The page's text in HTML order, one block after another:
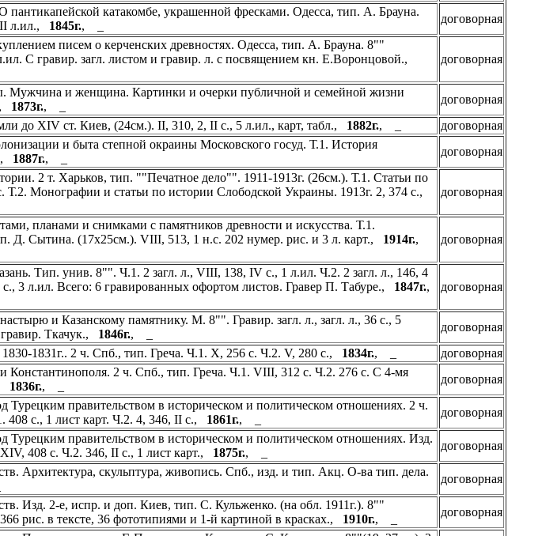
пантикапейской катакомбе, украшенной фресками. Одесса, тип. А. Брауна.
л.ил., 1845г., _
договорная
писем о керченских древностях. Одесса, тип. А. Брауна. 8""
С гравир. загл. листом и гравир. л. с посвящением кн. Е.Воронцовой.,
договорная
Мужчина и женщина. Картинки и очерки публичной и семейной жизни
1873г., _
договорная
до XIV ст. Киев, (24см.). II, 310, 2, II c., 5 л.ил., карт, табл., 1882г., _
договорная
и быта степной окраины Московского госуд. Т.1. История
1887г., _
договорная
2 т. Харьков, тип. ""Печатное дело"". 1911-1913г. (26см.). Т.1. Статьи по
Т.2. Монографии и статьи по истории Слободской Украины. 1913г. 2, 374 с.,
договорная
планами и снимками с памятников древности и искусства. Т.1.
Д. Сытина. (17х25см.). VIII, 513, 1 н.с. 202 нумер. рис. и 3 л. карт., 1914г.,
договорная
Тип. унив. 8"". Ч.1. 2 загл. л., VIII, 138, IV с., 1 л.ил. Ч.2. 2 загл. л., 146, 4
3 л.ил. Всего: 6 гравированных офортом листов. Гравер П. Табуре., 1847г.,
договорная
и Казанскому памятнику. М. 8"". Гравир. загл. л., загл. л., 36 с., 5
Ткачук., 1846г., _
договорная
1831г.. 2 ч. Спб., тип. Греча. Ч.1. X, 256 с. Ч.2. V, 280 с., 1834г., _
договорная
Константинополя. 2 ч. Спб., тип. Греча. Ч.1. VIII, 312 с. Ч.2. 276 с. С 4-мя
1836г., _
договорная
правительством в историческом и политическом отношениях. 2 ч.
408 с., 1 лист карт. Ч.2. 4, 346, II с., 1861г., _
договорная
правительством в историческом и политическом отношениях. Изд.
408 с. Ч.2. 346, II с., 1 лист карт., 1875г., _
договорная
Архитектура, скульптура, живопись. Спб., изд. и тип. Акц. О-ва тип. дела.
договорная
Изд. 2-е, испр. и доп. Киев, тип. С. Кульженко. (на обл. 1911г.). 8""
рис. в тексте, 36 фототипиями и 1-й картиной в красках., 1910г., _
договорная